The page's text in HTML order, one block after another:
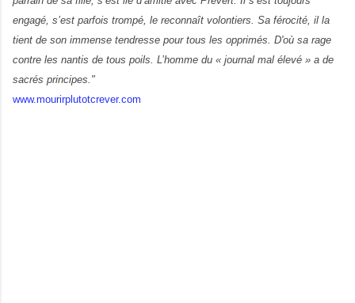
engagé, s’est parfois trompé, le reconnaît volontiers. Sa férocité, il la
tient de son immense tendresse pour tous les opprimés. D'où sa rage
contre les nantis de tous poils. L’homme du « journal mal élevé » a de
sacrés principes."
www.mourirplutotcrever.com